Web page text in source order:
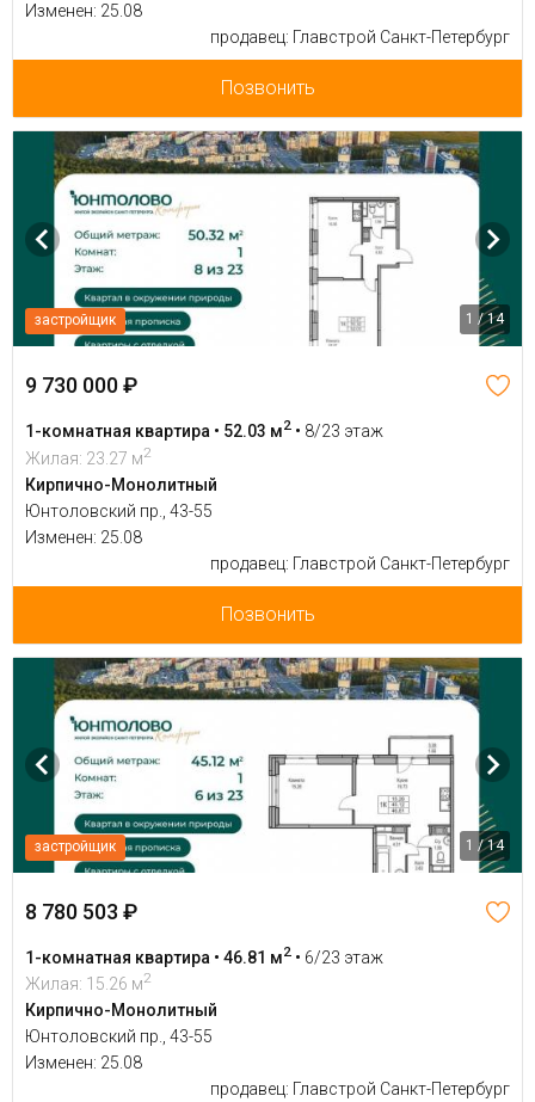
Изменен: 25.08
продавец: Главстрой Санкт-Петербург
Позвонить
застройщик 1 / 14
9 730 000 ₽
1-комнатная квартира • 52.03 м2 • 8/23 этаж
Жилая: 23.27 м2
Кирпично-Монолитный
Юнтоловский пр., 43-55
Изменен: 25.08
продавец: Главстрой Санкт-Петербург
Позвонить
застройщик 1 / 14
8 780 503 ₽
1-комнатная квартира • 46.81 м2 • 6/23 этаж
Жилая: 15.26 м2
Кирпично-Монолитный
Юнтоловский пр., 43-55
Изменен: 25.08
продавец: Главстрой Санкт-Петербург